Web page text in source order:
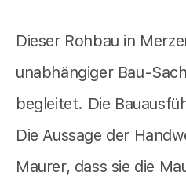
Dieser Rohbau in
unabhängiger Bau-
begleitet. Die
Die Aussage der
Maurer, dass sie die